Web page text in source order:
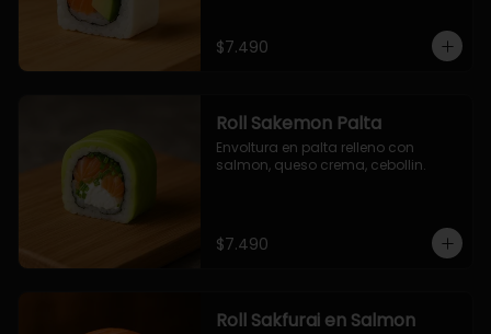
$7.490
Roll Sakemon Palta
Envoltura en palta relleno con
salmon, queso crema, cebollin.
$7.490
Roll Sakfurai en Salmon